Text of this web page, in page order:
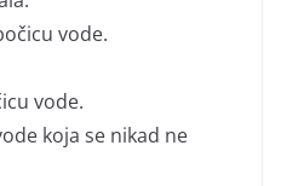
vode.
vode.
koja se nikad ne